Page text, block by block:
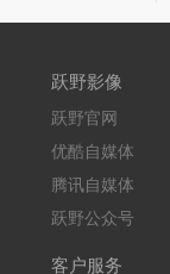
跃野影像
跃野官网
优酷自媒体
腾讯自媒体
跃野公众号
客户服务